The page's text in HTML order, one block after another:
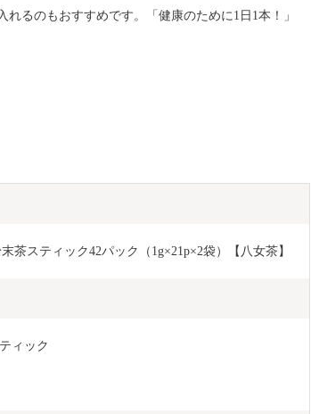
るのもおすすめです。「健康のために1日1本！」
茶スティック42パック（1g×21p×2袋）【八女茶】
ィック